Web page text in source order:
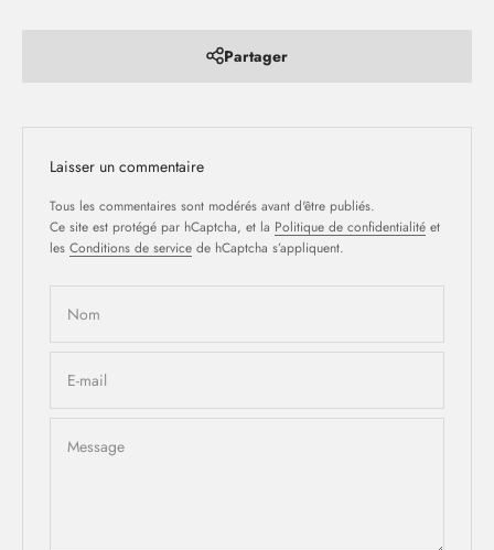
Partager
Laisser un commentaire
Tous les commentaires sont modérés avant d'être publiés.
Ce site est protégé par hCaptcha, et la Politique de confidentialité et
les Conditions de service de hCaptcha s’appliquent.
Nom
E-mail
Message